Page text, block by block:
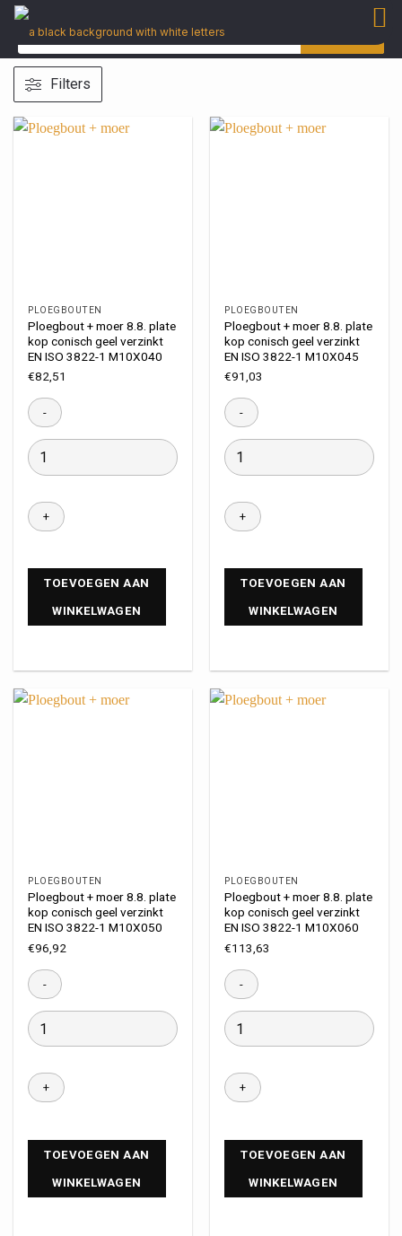
Filters
PLOEGBOUTEN
Ploegbout + moer 8.8. plate
kop conisch geel verzinkt
EN ISO 3822-1 M10X040
€82,51
TOEVOEGEN AAN
WINKELWAGEN
PLOEGBOUTEN
Ploegbout + moer 8.8. plate
kop conisch geel verzinkt
EN ISO 3822-1 M10X045
€91,03
TOEVOEGEN AAN
WINKELWAGEN
PLOEGBOUTEN
Ploegbout + moer 8.8. plate
kop conisch geel verzinkt
EN ISO 3822-1 M10X050
€96,92
TOEVOEGEN AAN
WINKELWAGEN
PLOEGBOUTEN
Ploegbout + moer 8.8. plate
kop conisch geel verzinkt
EN ISO 3822-1 M10X060
€113,63
TOEVOEGEN AAN
WINKELWAGEN